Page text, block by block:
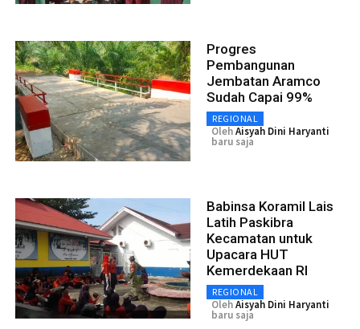
Progres
Pembangunan
Jembatan Aramco
Sudah Capai 99%
REGIONAL
OlehAisyah Dini Haryanti
baru saja
Babinsa Koramil Lais
Latih Paskibra
Kecamatan untuk
Upacara HUT
Kemerdekaan RI
REGIONAL
OlehAisyah Dini Haryanti
baru saja